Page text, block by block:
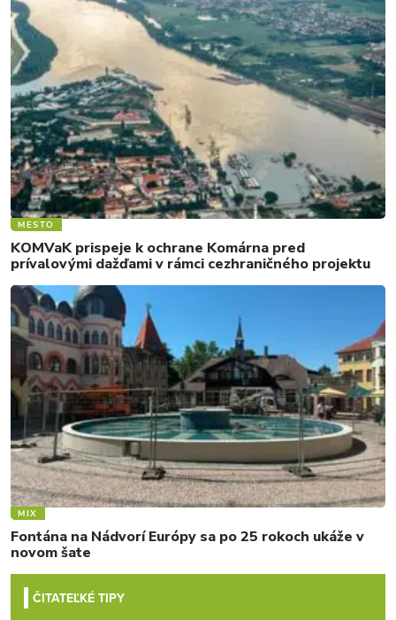
MESTO
KOMVaK prispeje k ochrane Komárna pred
prívalovými dažďami v rámci cezhraničného projektu
MIX
Fontána na Nádvorí Európy sa po 25 rokoch ukáže v
novom šate
ČITATEĽKÉ TIPY